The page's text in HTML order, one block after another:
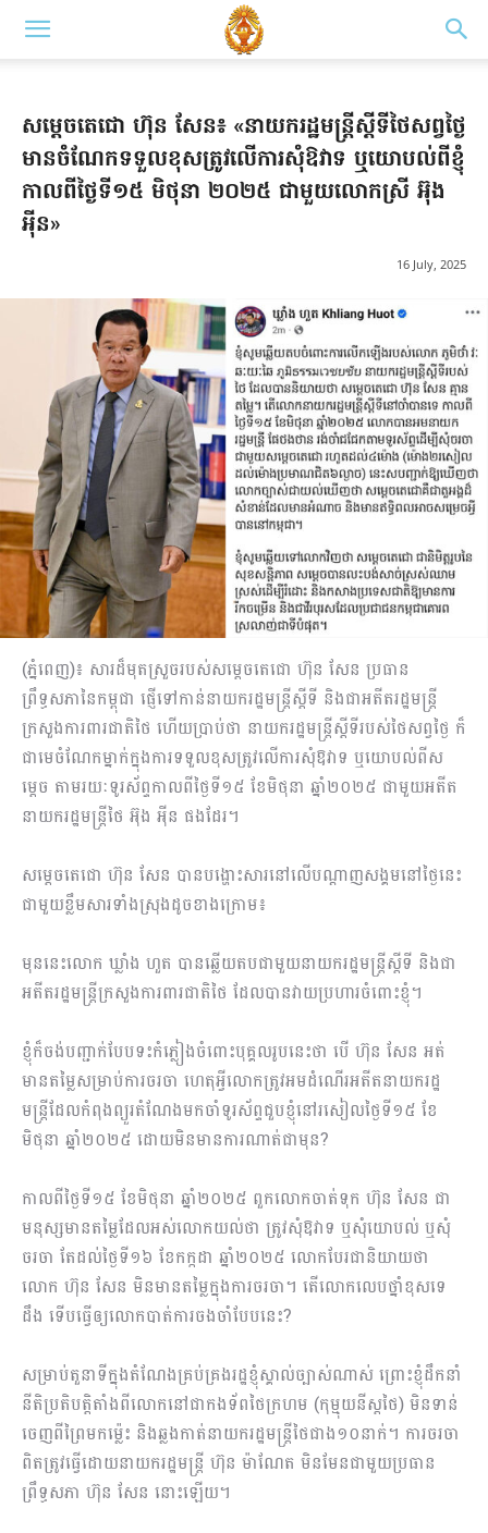
សម្តេចតេជោ ហ៊ុន សែន៖ «នាយករដ្ឋមន្ត្រីស្តីទីថៃសព្វថ្ងៃ
មានចំណែកទទួលខុសត្រូវលើការសុំឱវាទ ឬយោបល់ពីខ្ញុំ
កាលពីថ្ងៃទី១៥ មិថុនា ២០២៥ ជាមួយលោកស្រី អ៊ុង
អុីន»
16 July, 2025
(ភ្នំពេញ)៖ សារដ៏មុតស្រួចរបស់សម្តេចតេជោ​ ហ៊ុន សែន ប្រធាន
ព្រឹទ្ធសភានៃកម្ពុជា ផ្ញើទៅកាន់នាយករដ្ឋមន្ត្រីស្តីទី និងជាអតីតរដ្ឋមន្ត្រី
ក្រសួងការពារជាតិថៃ ហើយប្រាប់ថា នាយករដ្ឋមន្ត្រីស្តីទីរបស់ថៃសព្វថ្ងៃ ក៏
ជាមេចំណែកម្នាក់ក្នុងការទទួលខុសត្រូវលើការសុំឱវាទ ឬយោបល់ពីស
ម្តេច តាមរយៈទូរស័ព្ទកាលពីថ្ងៃទី១៥ ខែមិថុនា ឆ្នាំ២០២៥ ជាមួយអតីត
នាយករដ្ឋមន្រ្តីថៃ អ៊ុង អ៉ីន ផងដែរ។
សម្តេចតេជោ ហ៊ុន សែន បានបង្ហោះសារនៅលើបណ្តាញសង្គមនៅថ្ងៃនេះ
ជាមួយខ្លឹមសារទាំងស្រុងដូចខាងក្រោម៖
មុននេះលោក ឃ្លាំង ហួត បានឆ្លើយតបជាមួយនាយករដ្ឋមន្ត្រីស្តីទី និងជា
អតីតរដ្ឋមន្ត្រីក្រសួងការពារជាតិថៃ ដែលបានវាយប្រហារចំពោះខ្ញុំ។
ខ្ញុំក៏ចង់បញ្ជាក់បែបទះកំភ្លៀងចំពោះបុគ្គលរូបនេះថា បើ ហ៊ុន សែន អត់
មានតម្លៃសម្រាប់ការចរចា ហេតុអ្វីលោកត្រូវអមដំណើរអតីតនាយករដ្ឋ
មន្ត្រីដែលកំពុងព្យួរតំណែងមកចាំទូរស័ព្ទជួបខ្ញុំនៅរសៀលថ្ងៃទី១៥ ខែ
មិថុនា ឆ្នាំ២០២៥ ដោយមិនមានការណាត់ជាមុន?
កាលពីថ្ងៃទី១៥ ខែមិថុនា ឆ្នាំ២០២៥ ពួកលោកចាត់ទុក ហ៊ុន សែន ជា
មនុស្សមានតម្លៃដែលអស់លោកយល់ថា ត្រូវសុំឱវាទ ឬសុំយោបល់ ឬសុំ
ចរចា តែដល់ថ្ងៃទី១៦ ខែកក្កដា ឆ្នាំ២០២៥ លោកបែរជានិយាយថា
លោក ហ៊ុន សែន មិនមានតម្លៃក្នុងការចរចា។ តើលោកលេបថ្នាំខុសទេ
ដឹង ទើបធ្វើឲ្យលោកបាត់ការចងចាំបែបនេះ?
សម្រាប់តួនាទីក្នុងតំណែងគ្រប់គ្រងរដ្ឋខ្ញុំស្គាល់ច្បាស់ណាស់ ព្រោះខ្ញុំដឹកនាំ
នីតិប្រតិបត្តិតាំងពីលោកនៅជាកងទ័ពថៃក្រហម (កុម្មុយនីស្តថៃ) មិនទាន់
ចេញពីព្រៃមកម្ល៉េះ និងឆ្លងកាត់នាយករដ្ឋមន្ត្រីថៃជាង១០នាក់។ ការចរចា
ពិតត្រូវធ្វើដោយនាយករដ្ឋមន្ត្រី ហ៊ុន ម៉ាណែត មិនមែនជាមួយប្រធាន
ព្រឹទ្ធសភា ហ៊ុន សែន នោះឡើយ។